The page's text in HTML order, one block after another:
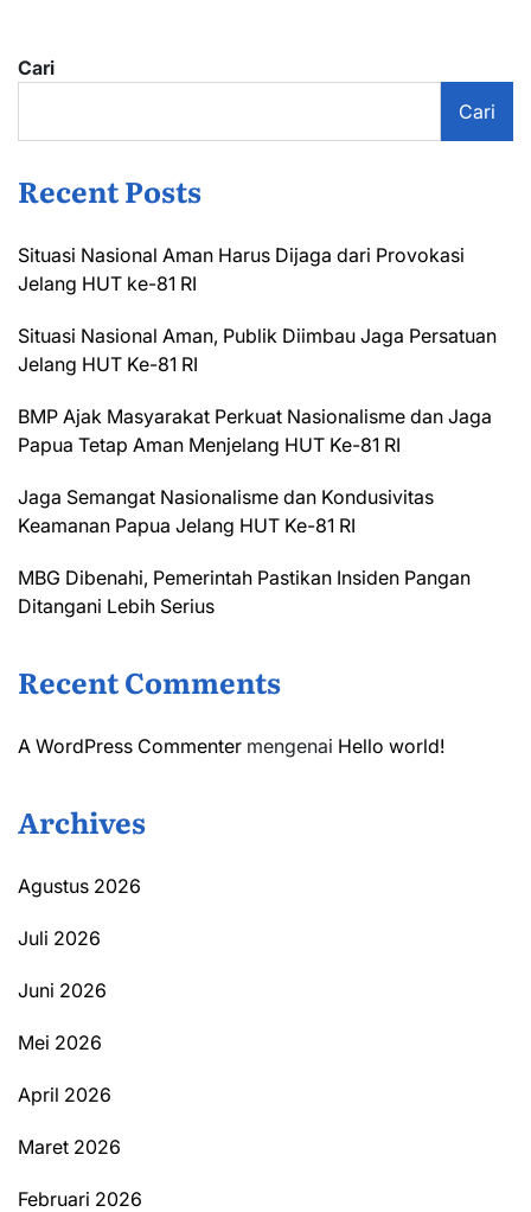
Cari
Cari
Recent Posts
Situasi Nasional Aman Harus Dijaga dari Provokasi
Jelang HUT ke-81 RI
Situasi Nasional Aman, Publik Diimbau Jaga Persatuan
Jelang HUT Ke-81 RI
BMP Ajak Masyarakat Perkuat Nasionalisme dan Jaga
Papua Tetap Aman Menjelang HUT Ke-81 RI
Jaga Semangat Nasionalisme dan Kondusivitas
Keamanan Papua Jelang HUT Ke-81 RI
MBG Dibenahi, Pemerintah Pastikan Insiden Pangan
Ditangani Lebih Serius
Recent Comments
A WordPress Commenter mengenai Hello world!
Archives
Agustus 2026
Juli 2026
Juni 2026
Mei 2026
April 2026
Maret 2026
Februari 2026